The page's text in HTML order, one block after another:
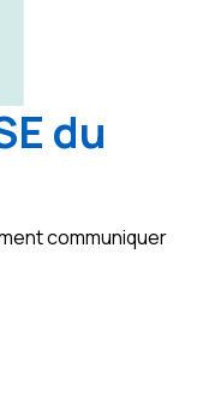
du
communiquer